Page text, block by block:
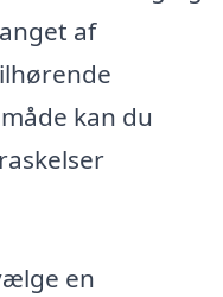
af
kan du
en